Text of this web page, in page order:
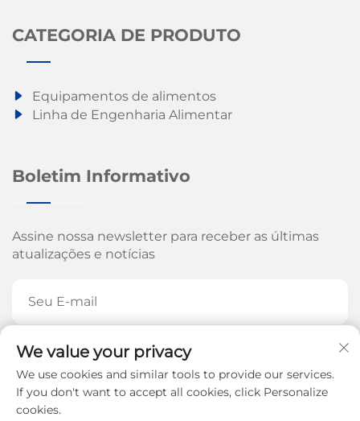
CATEGORIA DE PRODUTO
Equipamentos de alimentos
Linha de Engenharia Alimentar
Boletim Informativo
Assine nossa newsletter para receber as últimas
atualizações e notícias
ASSINE AGORA
We value your privacy
We use cookies and similar tools to provide our services.
If you don't want to accept all cookies, click Personalize
cookies.